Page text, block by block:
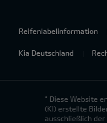
Reifenlabelinformation
Kia Deutschland
* Diese Website
(KI) erstellte
ausschließlich